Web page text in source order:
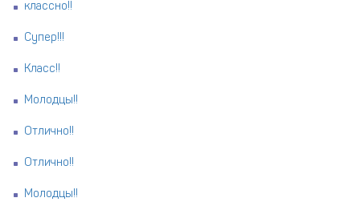
классно!!
Супер!!!
Класс!!
Молодцы!!
Отлично!!
Отлично!!
Молодцы!!